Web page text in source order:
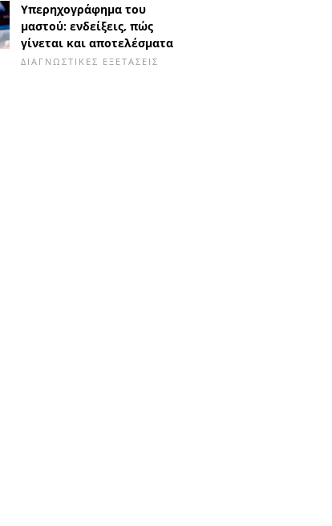
Υπερηχογράφημα του
μαστού: ενδείξεις, πώς
γίνεται και αποτελέσματα
ΔΙΑΓΝΩΣΤΙΚΈΣ ΕΞΕΤΆΣΕΙΣ